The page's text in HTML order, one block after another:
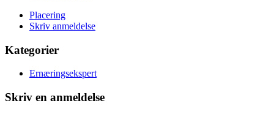
Placering
Skriv anmeldelse
Kategorier
Ernæringsekspert
Skriv en anmeldelse